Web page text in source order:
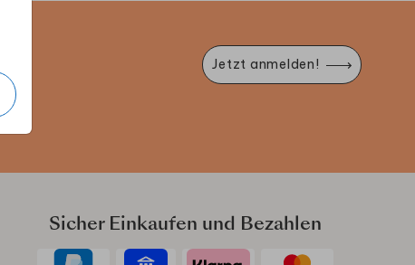
Jetzt anmelden!
Sicher Einkaufen und Bezahlen